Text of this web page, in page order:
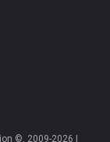
©, 2009-2026 |